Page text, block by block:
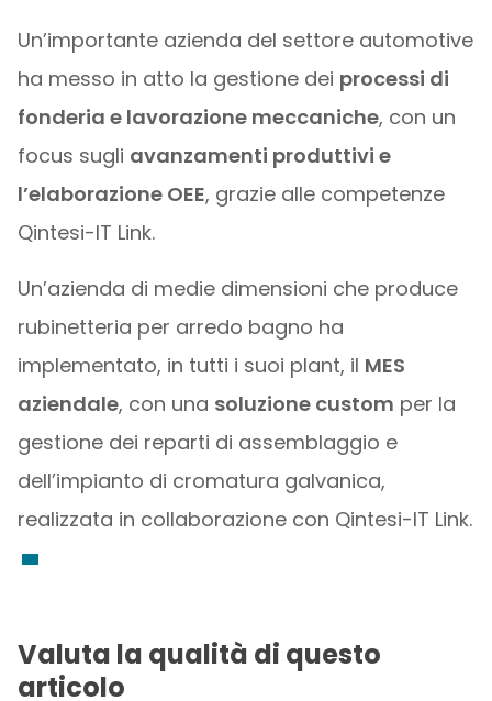
Un’importante azienda del settore automotive
ha messo in atto la gestione dei processi di
fonderia e lavorazione meccaniche, con un
focus sugli avanzamenti produttivi e
l’elaborazione OEE, grazie alle competenze
Qintesi-IT Link.
Un’azienda di medie dimensioni che produce
rubinetteria per arredo bagno ha
implementato, in tutti i suoi plant, il MES
aziendale, con una soluzione custom per la
gestione dei reparti di assemblaggio e
dell’impianto di cromatura galvanica,
realizzata in collaborazione con Qintesi-IT Link.
Valuta la qualità di questo
articolo